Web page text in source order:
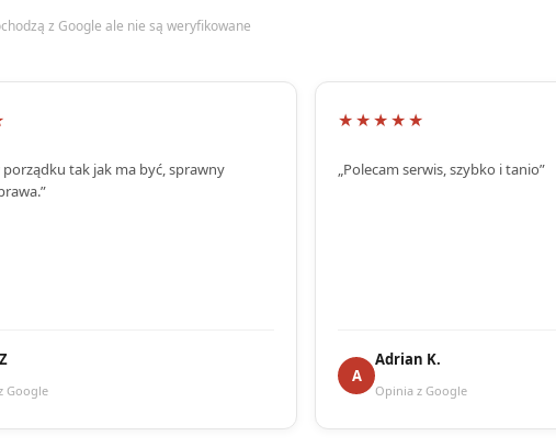
z Google ale nie są weryfikowane
porządku tak jak ma być, sprawny
Google
★★★★★
„Polecam serwis, szybko i tanio”
A
Adrian K.
Opinia z Google